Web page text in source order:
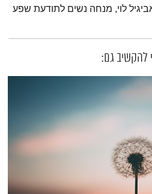
לוי, מנחה נשים לתודעת שפע
להקשיב גם: